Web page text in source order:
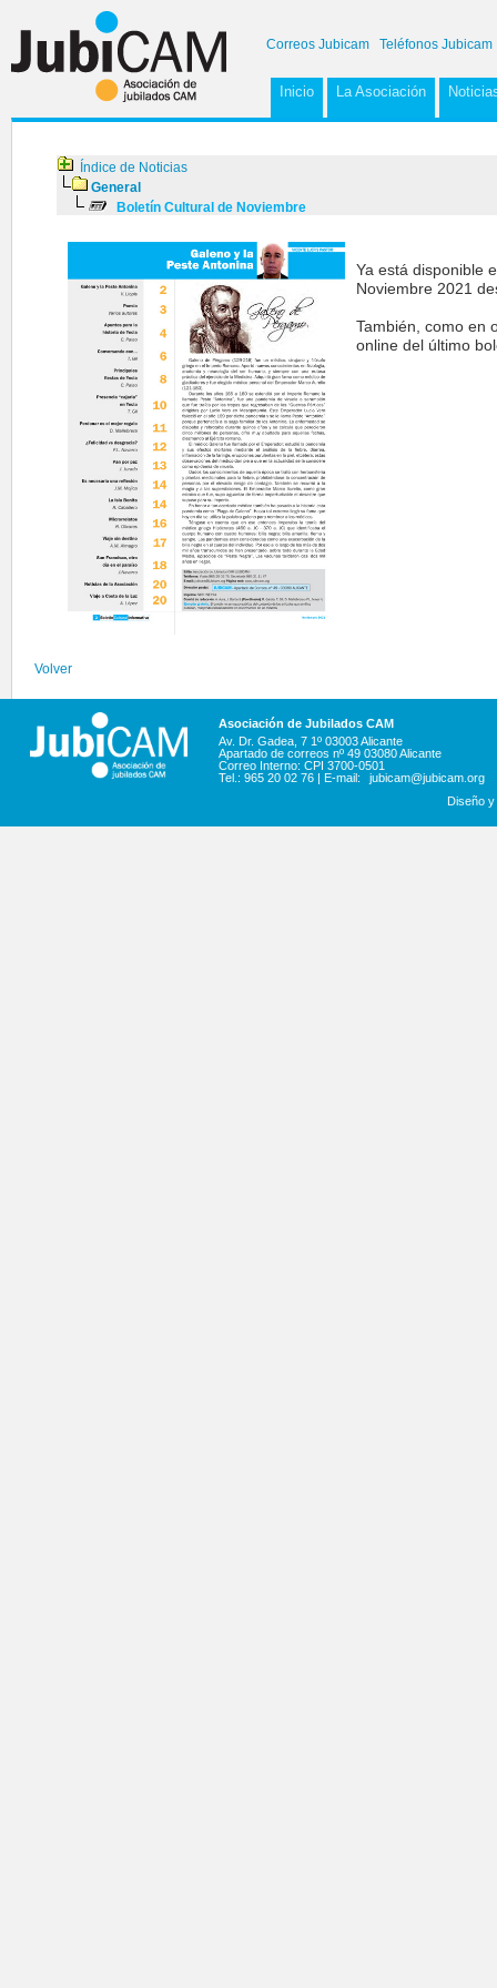
Correos Jubicam Teléfonos Jubicam
Inicio La Asociación
Índice de Noticias
General
Boletín Cultural de Noviembre
Ya está disponible
Noviembre 2021
También, como en
online del último
Volver
Asociación de Jubilados CAM
Av. Dr. Gadea, 7 1º 03003 Alicante
Apartado de correos nº 49 03080 Alicante
Correo Interno: CPI 3700-0501
Tel.: 965 20 02 76 | E-mail:
jubicam@jubicam.org
Diseño